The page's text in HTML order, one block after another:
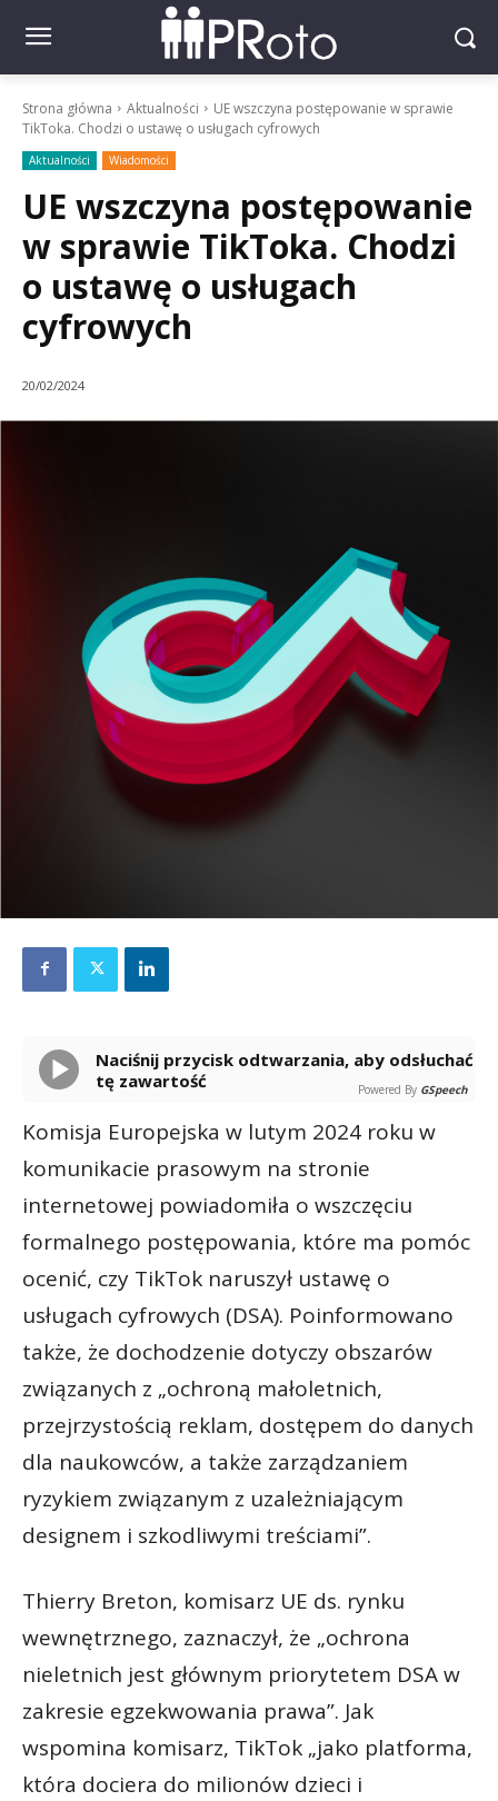
Strona główna Aktualności
UE wszczyna postępowanie w sprawie
TikToka. Chodzi o ustawę o usługach cyfrowych
Aktualności Wiadomości
UE wszczyna postępowanie
w sprawie TikToka. Chodzi
o ustawę o usługach
cyfrowych
20/02/2024
Naciśnij przycisk odtwarzania, aby odsłuchać
tę zawartość
Powered By GSpeech
Komisja Europejska w lutym 2024 roku w
komunikacie prasowym na stronie
internetowej powiadomiła o wszczęciu
formalnego postępowania, które ma pomóc
ocenić, czy TikTok naruszył ustawę o
usługach cyfrowych (DSA). Poinformowano
także, że dochodzenie dotyczy obszarów
związanych z „ochroną małoletnich,
przejrzystością reklam, dostępem do danych
dla naukowców, a także zarządzaniem
ryzykiem związanym z uzależniającym
designem i szkodliwymi treściami”.
Thierry Breton, komisarz UE ds. rynku
wewnętrznego, zaznaczył, że „ochrona
nieletnich jest głównym priorytetem DSA w
zakresie egzekwowania prawa”. Jak
wspomina komisarz, TikTok „jako platforma,
która dociera do milionów dzieci i